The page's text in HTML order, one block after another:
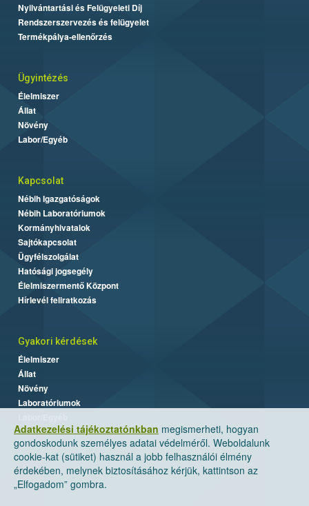
Adatkezelési tájékoztatónkban megismerheti, hogyan
gondoskodunk személyes adatai védelméről. Weboldalunk
cookie-kat (sütiket) használ a jobb felhasználói élmény
érdekében, melynek biztosításához kérjük, kattintson az
„Elfogadom” gombra.
Nyilvántartási és Felügyeleti Díj
Rendszerszervezés és felügyelet
Termékpálya-ellenőrzés
Ügyintézés
Élelmiszer
Állat
Növény
Labor/Egyéb
Kapcsolat
Nébih Igazgatóságok
Nébih Laboratóriumok
Kormányhivatalok
Sajtókapcsolat
Ügyfélszolgálat
Hatósági jogsegély
Élelmiszermentő Központ
Hírlevél feliratkozás
Gyakori kérdések
Élelmiszer
Állat
Növény
Laboratóriumok